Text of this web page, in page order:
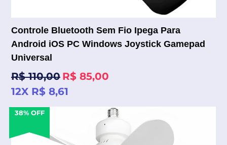
Controle Bluetooth Sem Fio Ipega Para
Android iOS PC Windows Joystick Gamepad
Universal
Preço
normal
R$ 110,00 R$ 85,00
12X R$ 8,61
38% OFF